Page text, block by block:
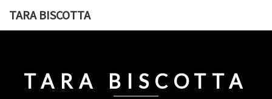
TARA BISCOTTA
TARA BISCOTTA